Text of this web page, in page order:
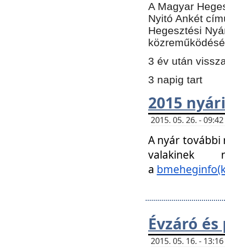
A Magyar
Nyitó Ankét
Hegesztési
3 év után
3 napig tart
2015
2015. 05. 26. -
A nyár további
a
Évzáró
2015. 05. 16. -